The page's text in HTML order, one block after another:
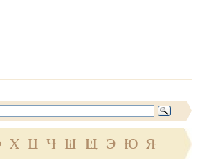
Х Ц Ч Ш Щ Э Ю Я